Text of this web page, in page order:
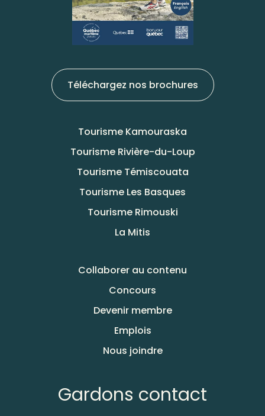
Téléchargez nos brochures
Tourisme Kamouraska
Tourisme Rivière-du-Loup
Tourisme Témiscouata
Tourisme Les Basques
Tourisme Rimouski
La Mitis
Collaborer au contenu
Concours
Devenir membre
Emplois
Nous joindre
Gardons contact